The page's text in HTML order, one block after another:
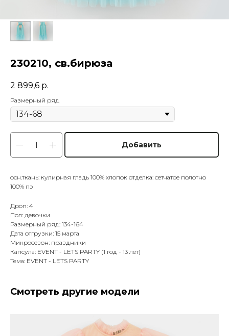
230210, св.бирюза
2 899,6 р.
Размерный ряд
Добавить
осн.ткань: кулирная гладь 100% хлопок отделка: сетчатое полотно
100% пэ
Дроп: 4
Пол: девочки
Размерный ряд: 134-164
Дата отгрузки: 15 марта
Микросезон: праздники
Капсула: EVENT - LETS PARTY (1 год - 13 лет)
Тема: EVENT - LETS PARTY
Смотреть другие модели